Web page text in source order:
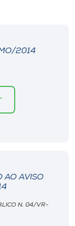
2014
AO AVISO
N. 04/VR-